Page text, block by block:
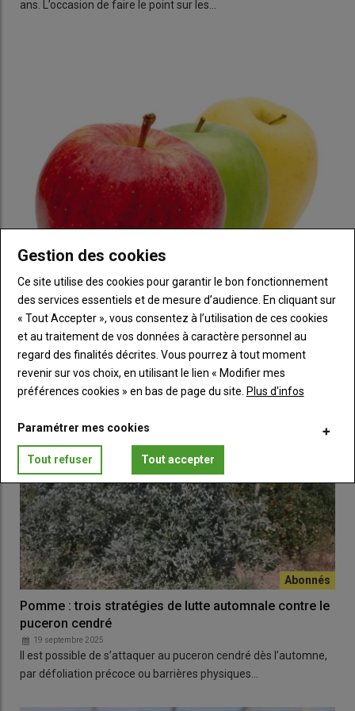
ans. L’occasion de faire le point sur les…
plus simple que l’argile »
01 octobre 2025
Après avoir testé des méthodes de lutte automnale contre le
puceron cendré, Robert Cecchetti, producteur de…
Pomme : trois stratégies de lutte automnale contre le
puceron cendré
19 septembre 2025
Il est possible de s’attaquer au puceron cendré dès l’automne,
par défoliation précoce ou barrières physiques…
Gestion des cookies
Ce site utilise des cookies pour garantir le bon fonctionnement
des services essentiels et de mesure d’audience. En cliquant sur
« Tout Accepter », vous consentez à l’utilisation de ces cookies
et au traitement de vos données à caractère personnel au
regard des finalités décrites. Vous pourrez à tout moment
revenir sur vos choix, en utilisant le lien « Modifier mes
préférences cookies » en bas de page du site. Plus d'infos
Paramétrer mes cookies
Tout refuser Tout accepter